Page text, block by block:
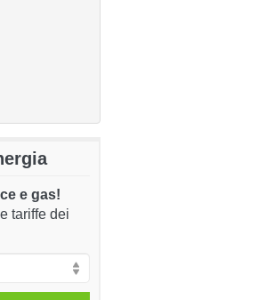
e gas!
tariffe dei